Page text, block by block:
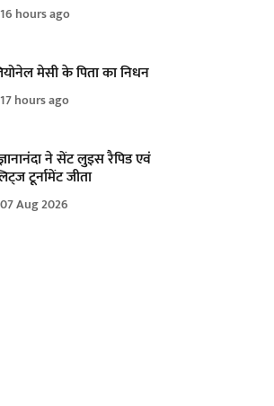
16 hours ago
मेसी के पिता का निधन
17 hours ago
ने सेंट लुइस रैपिड एवं
टूर्नामेंट जीता
07 Aug 2026